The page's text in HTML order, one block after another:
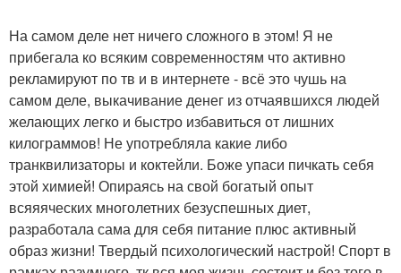
На самом деле нет ничего сложного в этом! Я не
прибегала ко всяким современностям что активно
рекламируют по тв и в интернете - всё это чушь на
самом деле, выкачивание денег из отчаявшихся людей
желающих легко и быстро избавиться от лишних
килограммов! Не употребляла какие либо
транквилизаторы и коктейли. Боже упаси пичкать себя
этой химией! Опираясь на свой богатый опыт
всяяяческих многолетних безуспешных диет,
разработала сама для себя питание плюс активный
образ жизни! Твердый психологический настрой! Спорт в